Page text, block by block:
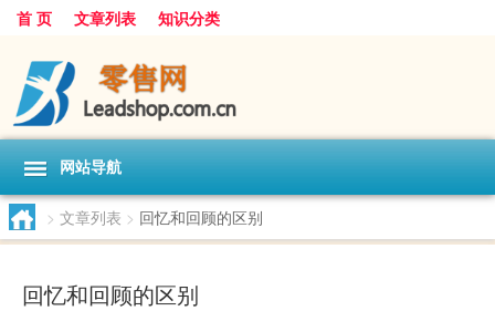
首 页 文章列表 知识分类
网站导航
> 文章列表 > 回忆和回顾的区别
回忆和回顾的区别